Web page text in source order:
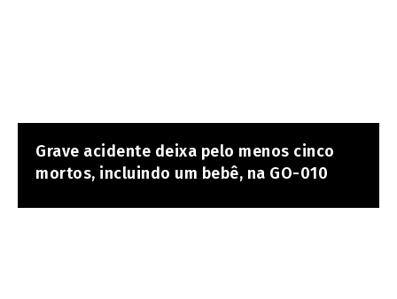
Grave acidente deixa pelo menos cinco
mortos, incluindo um bebê, na GO-010